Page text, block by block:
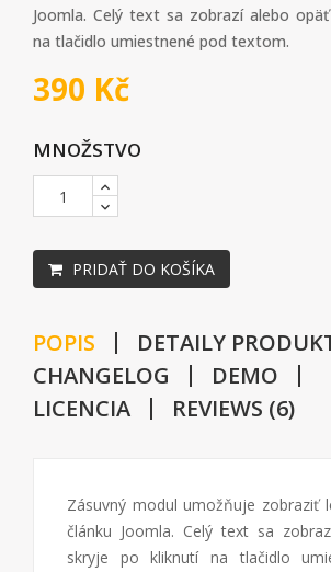
Joomla. Celý text sa zobrazí alebo
na tlačidlo umiestnené pod textom.
390 Kč
MNOŽSTVO
PRIDAŤ DO KOŠÍKA
POPIS
DETAILY
CHANGELOG
DEMO
LICENCIA
REVIEWS (6)
Zásuvný modul umožňuje zobraziť
článku Joomla. Celý text sa
skryje po kliknutí na tlačidlo